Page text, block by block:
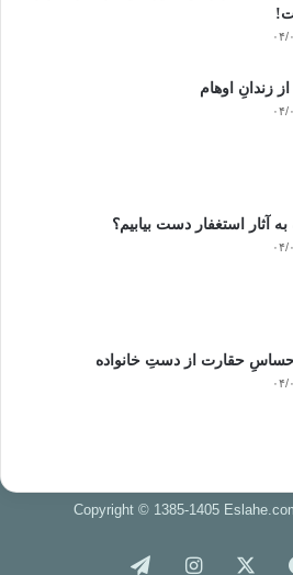
۰۳
زندانِ اوهام
۰۳
آثار استغفار دست بیابیم؟
۰۳
حقارت از دستِ خانواده
۰۳
Copyright © 1385-1405
فیس اینستاگرام